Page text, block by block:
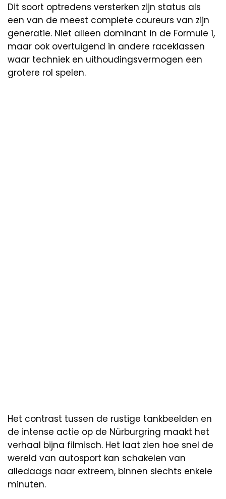
Dit soort optredens versterken zijn status als
een van de meest complete coureurs van zijn
generatie. Niet alleen dominant in de Formule 1,
maar ook overtuigend in andere raceklassen
waar techniek en uithoudingsvermogen een
grotere rol spelen.
Het contrast tussen de rustige tankbeelden en
de intense actie op de Nürburgring maakt het
verhaal bijna filmisch. Het laat zien hoe snel de
wereld van autosport kan schakelen van
alledaags naar extreem, binnen slechts enkele
minuten.